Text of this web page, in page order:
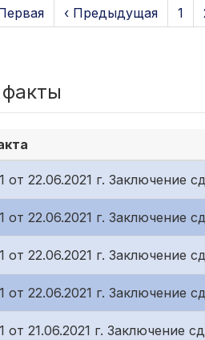
‹ Предыдущая 1
от 22.06.2021 г. Заключение
от 22.06.2021 г. Заключение
от 22.06.2021 г. Заключение
от 22.06.2021 г. Заключение
от 21.06.2021 г. Заключение